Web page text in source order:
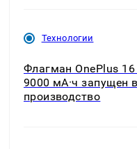
Технологии
Флагман OnePlus
9000 мА·ч запущен
производство